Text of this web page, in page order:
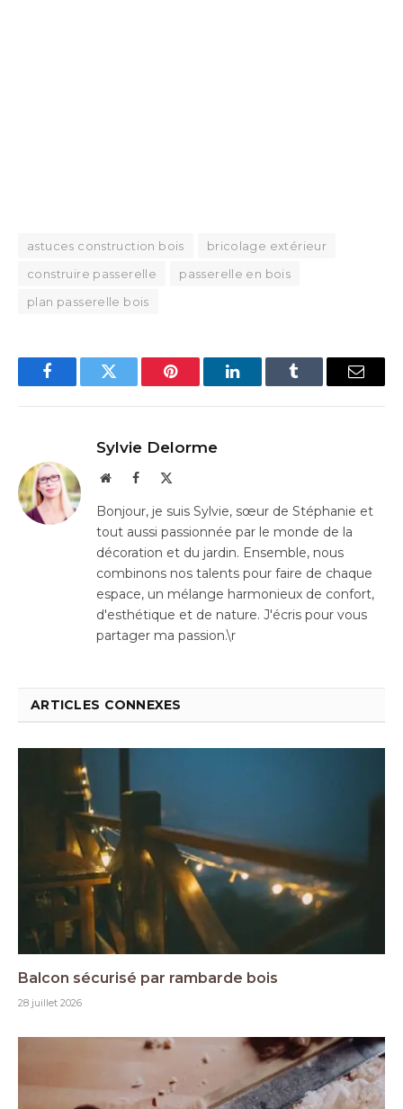
astuces construction bois
bricolage extérieur
construire passerelle
passerelle en bois
plan passerelle bois
FacebookTwitter Pinterest LinkedInTumblr Email
Sylvie Delorme
WebsiteFacebook
Bonjour, je suis Sylvie, sœur de Stéphanie et
tout aussi passionnée par le monde de la
décoration et du jardin. Ensemble, nous
combinons nos talents pour faire de chaque
espace, un mélange harmonieux de confort,
d'esthétique et de nature. J'écris pour vous
partager ma passion.\r
ARTICLES CONNEXES
Balcon sécurisé par rambarde bois
28 juillet 2026